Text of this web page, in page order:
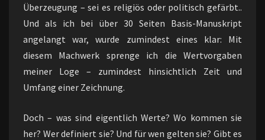
Überzeugung – sei es religiös oder politisch gefärbt..
Und als ich bei über 30 Seiten Basis-Manuskript
angelangt war, wurde zumindest eines klar: Mit
diesem Machwerk sprenge ich die Wertvorgaben
meiner Loge – zumindest hinsichtlich Zeit und
Umfang einer Zeichnung.
Doch – was sind eigentlich Werte? Wo kommen sie
her? Wer definiert sie? Und für wen gelten sie? Gibt es